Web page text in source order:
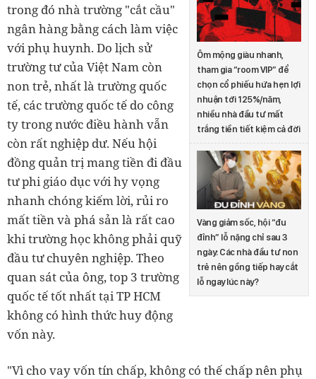
Ôm mộng giàu nhanh,
tham gia “room VIP” để
chọn cổ phiếu hứa hẹn lợi
nhuận tới 125%/năm,
nhiều nhà đầu tư mất
trắng tiền tiết kiệm cả đời
Vàng giảm sốc, hội “đu
đỉnh” lỗ nặng chỉ sau 3
ngày: Các nhà đầu tư non
trẻ nên gồng tiếp hay cắt
lỗ ngay lúc này?
trong đó nhà trường "cắt cầu"
ngân hàng bằng cách làm việc
với phụ huynh. Do lịch sử
trường tư của Việt Nam còn
non trẻ, nhất là trường quốc
tế, các trường quốc tế do công
ty trong nước điều hành vẫn
còn rất nghiệp dư. Nếu hội
đồng quản trị mang tiền đi đầu
tư phi giáo dục với hy vọng
nhanh chóng kiếm lời, rủi ro
mất tiền và phá sản là rất cao
khi trường học không phải quỹ
đầu tư chuyên nghiệp. Theo
quan sát của ông, top 3 trường
quốc tế tốt nhất tại TP HCM
không có hình thức huy động
vốn này.
"Vì cho vay vốn tín chấp, không có thế chấp nên phụ